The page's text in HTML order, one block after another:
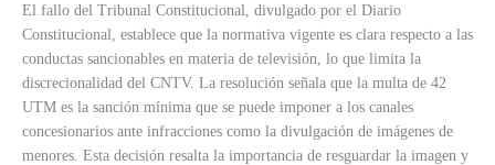
El fallo del Tribunal Constitucional, divulgado por el Diario
Constitucional, establece que la normativa vigente es clara respecto a las
conductas sancionables en materia de televisión, lo que limita la
discrecionalidad del CNTV. La resolución señala que la multa de 42
UTM es la sanción mínima que se puede imponer a los canales
concesionarios ante infracciones como la divulgación de imágenes de
menores. Esta decisión resalta la importancia de resguardar la imagen y